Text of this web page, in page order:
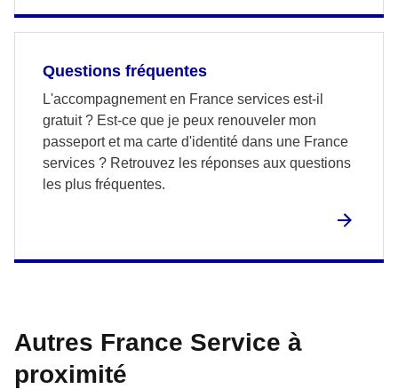
Questions fréquentes
L'accompagnement en France services est-il
gratuit ? Est-ce que je peux renouveler mon
passeport et ma carte d'identité dans une France
services ? Retrouvez les réponses aux questions
les plus fréquentes.
Autres France Service à
proximité